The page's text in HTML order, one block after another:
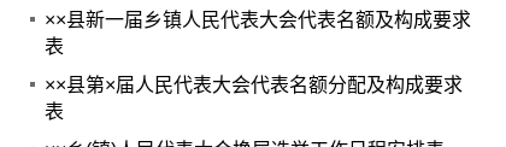
××县新一届乡镇人民代表大会代表名额及构成要求
表
××县第×届人民代表大会代表名额分配及构成要求
表